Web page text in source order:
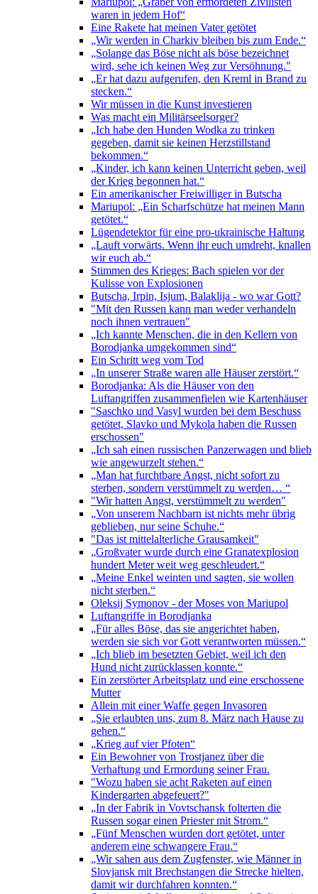
waren in jedem Hof“
Eine Rakete hat meinen Vater getötet
„Wir werden in Charkiv bleiben bis zum Ende.“
„Solange das Böse nicht als böse bezeichnet
wird, sehe ich keinen Weg zur Versöhnung."
„Er hat dazu aufgerufen, den Kreml in Brand zu
stecken.“
Wir müssen in die Kunst investieren
Was macht ein Militärseelsorger?
„Ich habe den Hunden Wodka zu trinken
gegeben, damit sie keinen Herzstillstand
bekommen.“
„Kinder, ich kann keinen Unterricht geben, weil
der Krieg begonnen hat.“
Ein amerikanischer Freiwilliger in Butscha
Mariupol: „Ein Scharfschütze hat meinen Mann
getötet.“
Lügendetektor für eine pro-ukrainische Haltung
„Lauft vorwärts. Wenn ihr euch umdreht, knallen
wir euch ab.“
Stimmen des Krieges: Bach spielen vor der
Kulisse von Explosionen
Butscha, Irpin, Isjum, Balaklija - wo war Gott?
"Mit den Russen kann man weder verhandeln
noch ihnen vertrauen"
„Ich kannte Menschen, die in den Kellern von
Borodjanka umgekommen sind“
Ein Schritt weg vom Tod
„In unserer Straße waren alle Häuser zerstört.“
Borodjanka: Als die Häuser von den
Luftangriffen zusammenfielen wie Kartenhäuser
"Saschko und Vasyl wurden bei dem Beschuss
getötet, Slavko und Mykola haben die Russen
erschossen"
„Ich sah einen russischen Panzerwagen und blieb
wie angewurzelt stehen.“
„Man hat furchtbare Angst, nicht sofort zu
sterben, sondern verstümmelt zu werden… “
"Wir hatten Angst, verstümmelt zu werden"
„Von unserem Nachbarn ist nichts mehr übrig
geblieben, nur seine Schuhe.“
"Das ist mittelalterliche Grausamkeit"
„Großvater wurde durch eine Granatexplosion
hundert Meter weit weg geschleudert.“
„Meine Enkel weinten und sagten, sie wollen
nicht sterben.“
Oleksij Symonov - der Moses von Mariupol
Luftangriffe in Borodjanka
„Für alles Böse, das sie angerichtet haben,
werden sie sich vor Gott verantworten müssen.“
„Ich blieb im besetzten Gebiet, weil ich den
Hund nicht zurücklassen konnte.“
Ein zerstörter Arbeitsplatz und eine erschossene
Mutter
Allein mit einer Waffe gegen Invasoren
„Sie erlaubten uns, zum 8. März nach Hause zu
gehen.“
„Krieg auf vier Pfoten“
Ein Bewohner von Trostjanez über die
Verhaftung und Ermordung seiner Frau.
"Wozu haben sie acht Raketen auf einen
Kindergarten abgefeuert?"
„In der Fabrik in Vovtschansk folterten die
Russen sogar einen Priester mit Strom.“
„Fünf Menschen wurden dort getötet, unter
anderem eine schwangere Frau.“
„Wir sahen aus dem Zugfenster, wie Männer in
Slovjansk mit Brechstangen die Strecke hielten,
damit wir durchfahren konnten.“